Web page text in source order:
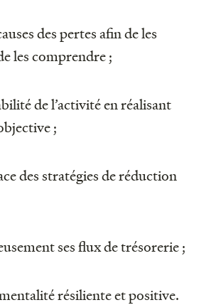
des pertes afin de les
les comprendre ;
de l’activité en réalisant
;
des stratégies de réduction
ses flux de trésorerie ;
résiliente et positive.